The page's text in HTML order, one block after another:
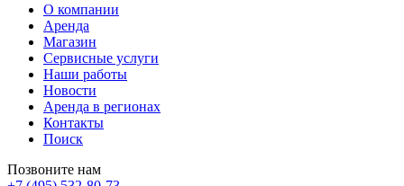
О компании
Аренда
Магазин
Сервисные услуги
Наши работы
Новости
Аренда в регионах
Контакты
Поиск
Позвоните нам